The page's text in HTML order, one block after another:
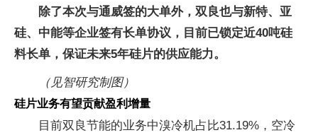
除了本次与通威签的大单外，双良也与新特、亚
硅、中能等企业签有长单协议，目前已锁定近40吨硅
料长单，保证未来5年硅片的供应能力。
（见智研究制图）
硅片业务有望贡献盈利增量
目前双良节能的业务中溴冷机占比31.19%，空冷